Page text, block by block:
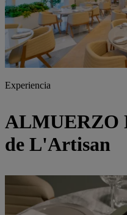
Experiencia
ALMUERZO
de L'Artisan